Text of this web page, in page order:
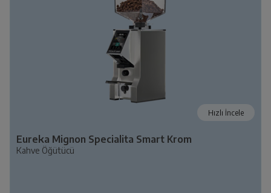
Hızlı İncele
Eureka Mignon Specialita Smart Krom
Kahve Öğütücü